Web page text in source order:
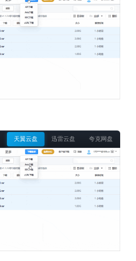
天翼云盘 迅雷云盘 夸克网盘